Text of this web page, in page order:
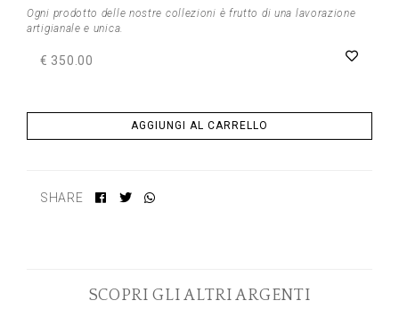
Ogni prodotto delle nostre collezioni è frutto di una lavorazione
artigianale e unica.
€ 350.00
AGGIUNGI AL CARRELLO
SHARE
SCOPRI GLI ALTRI ARGENTI